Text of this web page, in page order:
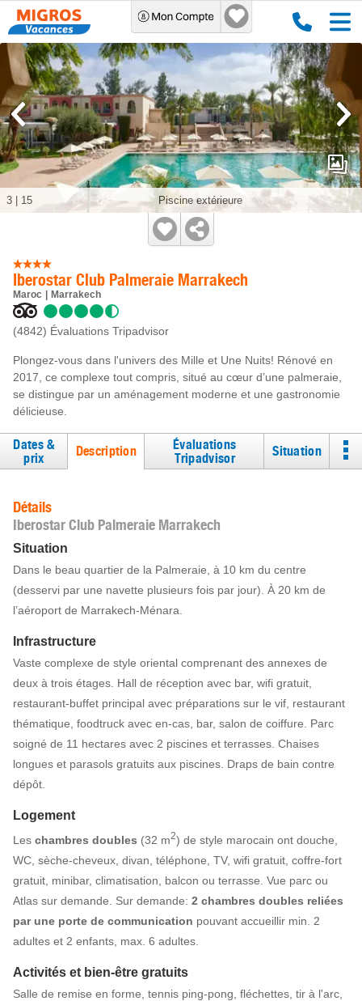
Iberostar Club Palmeraie Marrakech
Maroc Marrakech
(4842) Évaluations Tripadvisor
Plongez-vous dans l'univers des Mille et Une Nuits! Rénové en
2017, ce complexe tout compris, situé au cœur d’une palmeraie,
se distingue par un aménagement moderne et une gastronomie
délicieuse.
Piscine extérieure
3 15
Dates &
prix
Description
Évaluations
Tripadvisor
Situation
Détails
Iberostar Club Palmeraie Marrakech
Situation
Dans le beau quartier de la Palmeraie, à 10 km du centre
(desservi par une navette plusieurs fois par jour). À 20 km de
l’aéroport de Marrakech-Ménara.
Infrastructure
Vaste complexe de style oriental comprenant des annexes de
deux à trois étages. Hall de réception avec bar, wifi gratuit,
restaurant-buffet principal avec préparations sur le vif, restaurant
thématique, foodtruck avec en-cas, bar, salon de coiffure. Parc
soigné de 11 hectares avec 2 piscines et terrasses. Chaises
longues et parasols gratuits aux piscines. Draps de bain contre
dépôt.
Logement
Les chambres doubles (32 m2) de style marocain ont douche,
WC, sèche-cheveux, divan, téléphone, TV, wifi gratuit, coffre-fort
gratuit, minibar, climatisation, balcon ou terrasse. Vue parc ou
Atlas sur demande. Sur demande: 2 chambres doubles reliées
par une porte de communication pouvant accueillir min. 2
adultes et 2 enfants, max. 6 adultes.
Activités et bien-être gratuits
Salle de remise en forme, tennis ping-pong, fléchettes, tir à l'arc,